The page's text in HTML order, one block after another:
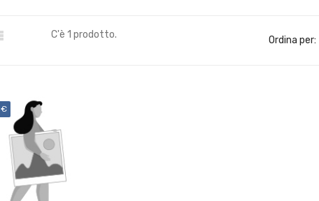
C'è 1 prodotto. Ordina per:
€